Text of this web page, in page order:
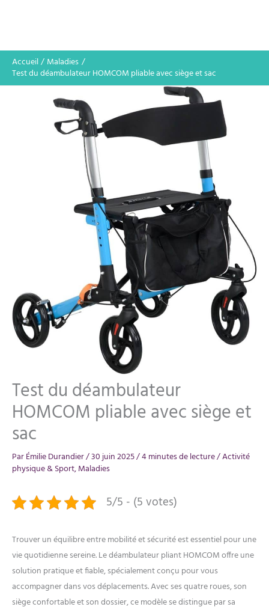
Accueil
Maladies
Test du déambulateur HOMCOM pliable avec siège et sac
Test du déambulateur
HOMCOM pliable avec siège et
sac
ParÉmilie Durandier/30 juin 2025/4 minutes de lecture/Activité
physique & Sport,Maladies
5/5 - (5 votes)
Trouver un équilibre entre mobilité et sécurité est essentiel pour une
vie quotidienne sereine. Le déambulateur pliant HOMCOM offre une
solution pratique et fiable, spécialement conçu pour vous
accompagner dans vos déplacements. Avec ses quatre roues, son
siège confortable et son dossier, ce modèle se distingue par sa